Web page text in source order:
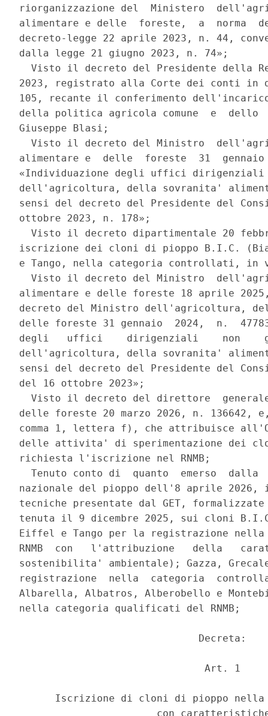
riorganizzazione del  Ministero
alimentare e delle  foreste,  a  norma
decreto-legge 22 aprile 2023, n. 44,
dalla legge 21 giugno 2023, n. 74»;
Visto il decreto del Presidente della
2023, registrato alla Corte dei conti in
105, recante il conferimento
della politica agricola comune  e
Giuseppe Blasi;
Visto il decreto del Ministro
alimentare e  delle  foreste  31
«Individuazione degli uffici dirigenziali
dell'agricoltura, della sovranita'
sensi del decreto del Presidente del
ottobre 2023, n. 178»;
Visto il decreto dipartimentale 20
iscrizione dei cloni di pioppo B.I.C.
e Tango, nella categoria controllati,
Visto il decreto del Ministro
alimentare e delle foreste 18 aprile
decreto del Ministro dell'agricoltura,
delle foreste 31 gennaio  2024,  n.
degli   uffici    dirigenziali    non
dell'agricoltura, della sovranita'
sensi del decreto del Presidente del
del 16 ottobre 2023»;
Visto il decreto del direttore
delle foreste 20 marzo 2026, n.
comma 1, lettera f), che attribuisce
delle attivita' di sperimentazione dei
richiesta l'iscrizione nel RNMB;
Tenuto conto di  quanto  emerso  dalla
nazionale del pioppo dell'8 aprile
tecniche presentate dal GET,
tenuta il 9 dicembre 2025, sui cloni
Eiffel e Tango per la registrazione
RNMB  con   l'attribuzione   della
sostenibilita' ambientale); Gazza,
registrazione  nella  categoria
Albarella, Albatros, Alberobello e
nella categoria qualificati del RNMB;
                              Decreta:
                               Art. 1
Iscrizione di cloni di pioppo
con